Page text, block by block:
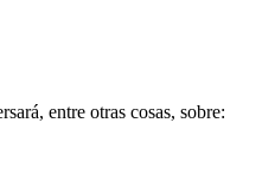
entre otras cosas, sobre: